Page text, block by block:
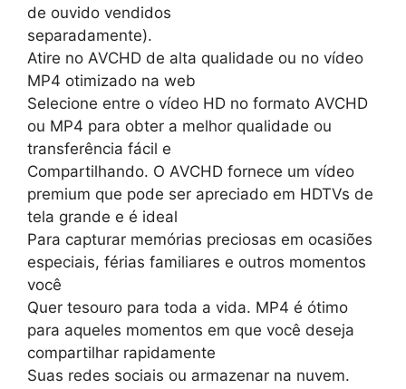
de ouvido vendidos
separadamente).
Atire no AVCHD de alta qualidade ou no vídeo
MP4 otimizado na web
Selecione entre o vídeo HD no formato AVCHD
ou MP4 para obter a melhor qualidade ou
transferência fácil e
Compartilhando. O AVCHD fornece um vídeo
premium que pode ser apreciado em HDTVs de
tela grande e é ideal
Para capturar memórias preciosas em ocasiões
especiais, férias familiares e outros momentos
você
Quer tesouro para toda a vida. MP4 é ótimo
para aqueles momentos em que você deseja
compartilhar rapidamente
Suas redes sociais ou armazenar na nuvem.